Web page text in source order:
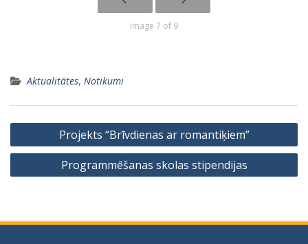
Image 7 of 9
Aktualitātes, Notikumi
Ziņu
izvēlne
Projekts “Brīvdienas ar romantiķiem”
Programmēšanas skolas stipendijas